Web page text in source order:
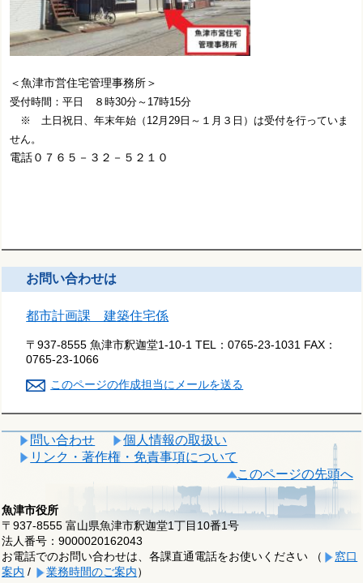
＜魚津市営住宅管理事務所＞
受付時間：平日 ８時30分～17時15分
※ 土日祝日、年末年始（12月29日～１月３日）は受付を行っていま
せん。
電話０７６５－３２－５２１０
お問い合わせは
都市計画課 建築住宅係
〒937-8555 魚津市釈迦堂1-10-1 TEL：0765-23-1031 FAX：
0765-23-1066
このページの作成担当にメールを送る
問い合わせ
個人情報の取扱い
リンク・著作権・免責事項について
このページの先頭へ
魚津市役所
〒937-8555 富山県魚津市釈迦堂1丁目10番1号
法人番号：9000020162043
お電話でのお問い合わせは、各課直通電話をお使いください （
窓口
案内 / 業務時間のご案内）